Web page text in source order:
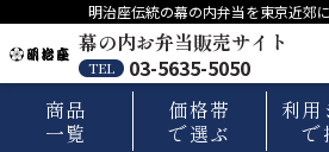
明治座伝統の幕の内弁当を東京近郊
幕の内お弁当販売サイト
TEL
03-5635-5050
商品
一覧
価格帯
で選ぶ
利用
で